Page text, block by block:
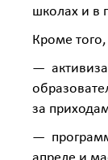
школах и в
Кроме
—
за
—